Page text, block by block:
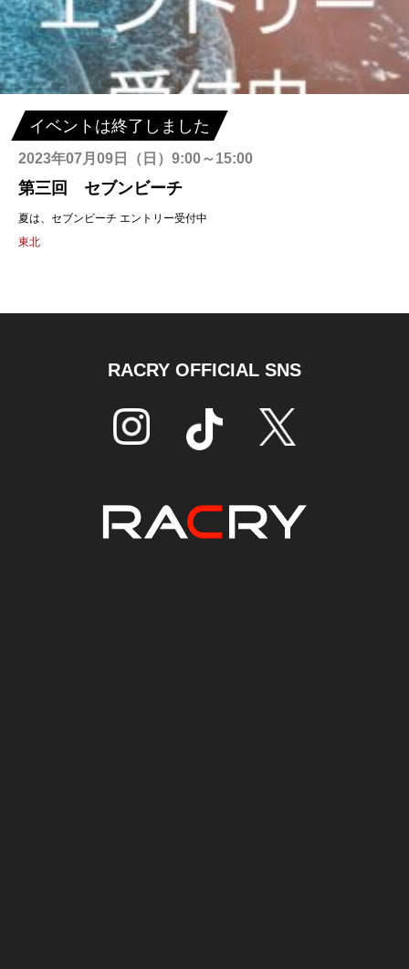
イベントは終了しました
2023年07月09日（日）9:00～15:00
第三回 セブンビーチ
夏は、セブンビーチ エントリー受付中
東北
RACRY OFFICIAL SNS